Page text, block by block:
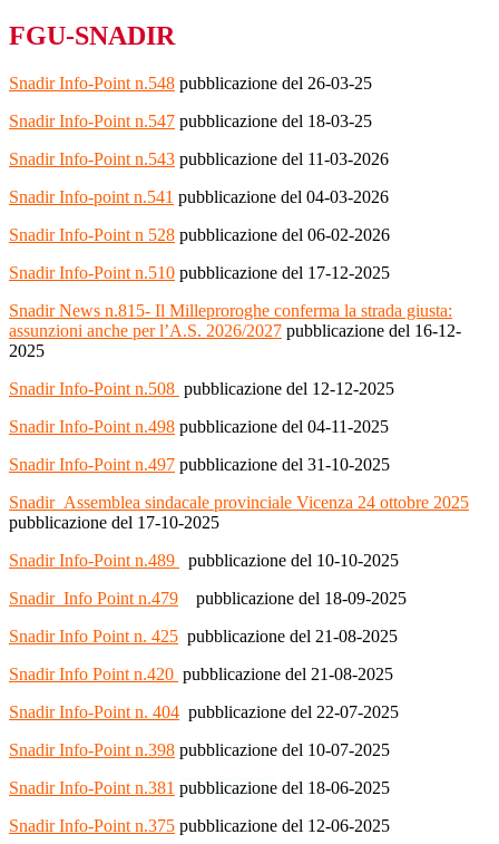
FGU-SNADIR
Snadir Info-Point n.548 pubblicazione del 26-03-25
Snadir Info-Point n.547 pubblicazione del 18-03-25
Snadir Info-Point n.543 pubblicazione del 11-03-2026
Snadir Info-point n.541 pubblicazione del 04-03-2026
Snadir Info-Point n 528 pubblicazione del 06-02-2026
Snadir Info-Point n.510 pubblicazione del 17-12-2025
Snadir News n.815- Il Milleproroghe conferma la strada giusta:
assunzioni anche per l’A.S. 2026/2027 pubblicazione del 16-12-
2025
Snadir Info-Point n.508 pubblicazione del 12-12-2025
Snadir Info-Point n.498 pubblicazione del 04-11-2025
Snadir Info-Point n.497 pubblicazione del 31-10-2025
Snadir_Assemblea sindacale provinciale Vicenza 24 ottobre 2025
pubblicazione del 17-10-2025
Snadir Info-Point n.489
pubblicazione del 10-10-2025
Snadir_Info Point n.479
pubblicazione del 18-09-2025
Snadir Info Point n. 425 pubblicazione del 21-08-2025
Snadir Info Point n.420 pubblicazione del 21-08-2025
Snadir Info-Point n. 404 pubblicazione del 22-07-2025
Snadir Info-Point n.398 pubblicazione del 10-07-2025
Snadir Info-Point n.381 pubblicazione del 18-06-2025
Snadir Info-Point n.375 pubblicazione del 12-06-2025